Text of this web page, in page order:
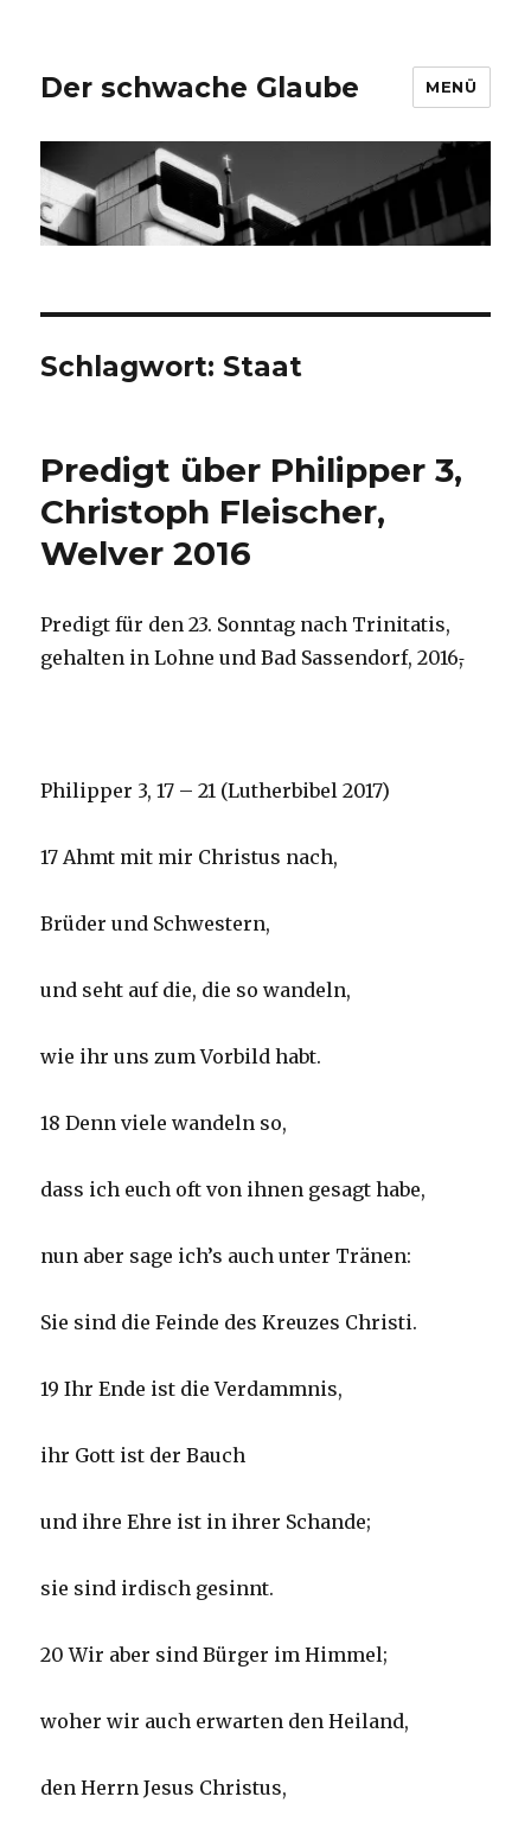
Der schwache Glaube MENÜ
Schlagwort: Staat
Predigt über Philipper 3,
Christoph Fleischer,
Welver 2016
Predigt für den 23. Sonntag nach Trinitatis,
gehalten in Lohne und Bad Sassendorf, 2016,
Philipper 3, 17 – 21 (Lutherbibel 2017)
17 Ahmt mit mir Christus nach,
Brüder und Schwestern,
und seht auf die, die so wandeln,
wie ihr uns zum Vorbild habt.
18 Denn viele wandeln so,
dass ich euch oft von ihnen gesagt habe,
nun aber sage ich’s auch unter Tränen:
Sie sind die Feinde des Kreuzes Christi.
19 Ihr Ende ist die Verdammnis,
ihr Gott ist der Bauch
und ihre Ehre ist in ihrer Schande;
sie sind irdisch gesinnt.
20 Wir aber sind Bürger im Himmel;
woher wir auch erwarten den Heiland,
den Herrn Jesus Christus,